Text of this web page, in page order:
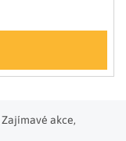
Zajímavé akce,